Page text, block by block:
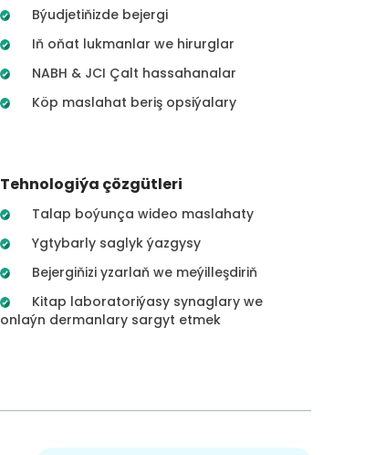
Býudjetiňizde bejergi
Iň oňat lukmanlar we hirurglar
NABH & JCI Çalt hassahanalar
Köp maslahat beriş opsiýalary
Tehnologiýa çözgütleri
Talap boýunça wideo maslahaty
Ygtybarly saglyk ýazgysy
Bejergiňizi yzarlaň we meýilleşdiriň
Kitap laboratoriýasy synaglary we
onlaýn dermanlary sargyt etmek